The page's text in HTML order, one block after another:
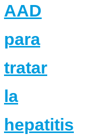
AAD
para
tratar
la
hepatitis